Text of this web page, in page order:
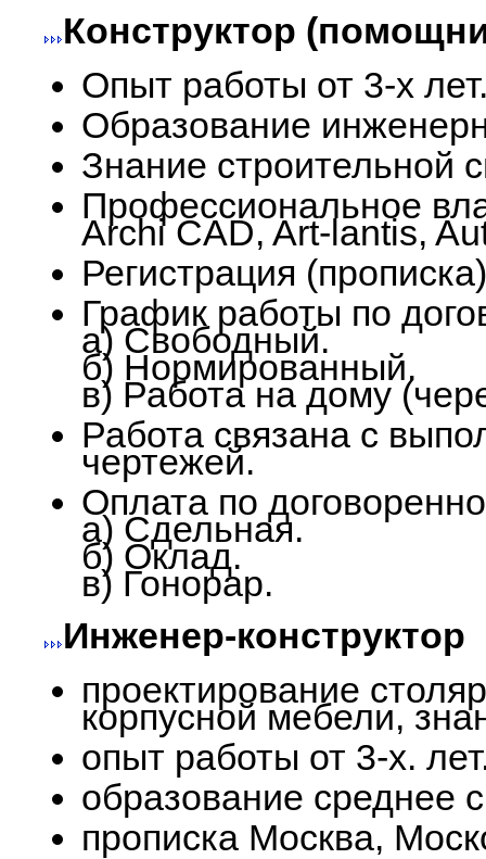
Конструктор
Опыт работы от 3-х
Образование
Знание строительной
Профессиональное
Archi CAD, Art-lantis,
Регистрация
График работы по
а) Свободный.
б) Нормированный.
в) Работа на дому
Работа связана с
чертежей.
Оплата по
а) Сдельная.
б) Оклад.
в) Гонорар.
Инженер-конструктор
проектирование
корпусной мебели,
опыт работы от 3-х.
образование среднее
прописка Москва,